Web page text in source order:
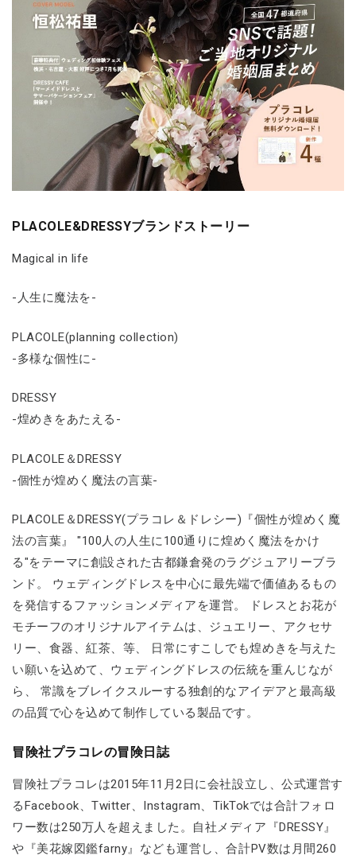
PLACOLE&DRESSYブランドストーリー
Magical in life
-人生に魔法を-
PLACOLE(planning collection)
-多様な個性に-
DRESSY
-煌めきをあたえる-
PLACOLE＆DRESSY
-個性が煌めく魔法の言葉-
PLACOLE＆DRESSY(プラコレ＆ドレシー)『個性が煌めく魔
法の言葉』 "100人の人生に100通りに煌めく魔法をかけ
る"をテーマに創設された古都鎌倉発のラグジュアリーブラ
ンド。 ウェディングドレスを中心に最先端で価値あるもの
を発信するファッションメディアを運営。 ドレスとお花が
モチーフのオリジナルアイテムは、ジュエリー、アクセサ
リー、食器、紅茶、等、 日常にすこしでも煌めきを与えた
い願いを込めて、ウェディングドレスの伝統を重んじなが
ら、 常識をブレイクスルーする独創的なアイデアと最高級
の品質で心を込めて制作している製品です。
冒険社プラコレの冒険日誌
冒険社プラコレは2015年11月2日に会社設立し、公式運営す
るFacebook、Twitter、Instagram、TikTokでは合計フォロ
ワー数は250万人を超えました。自社メディア『DRESSY』
や『美花嫁図鑑farny』なども運営し、合計PV数は月間260